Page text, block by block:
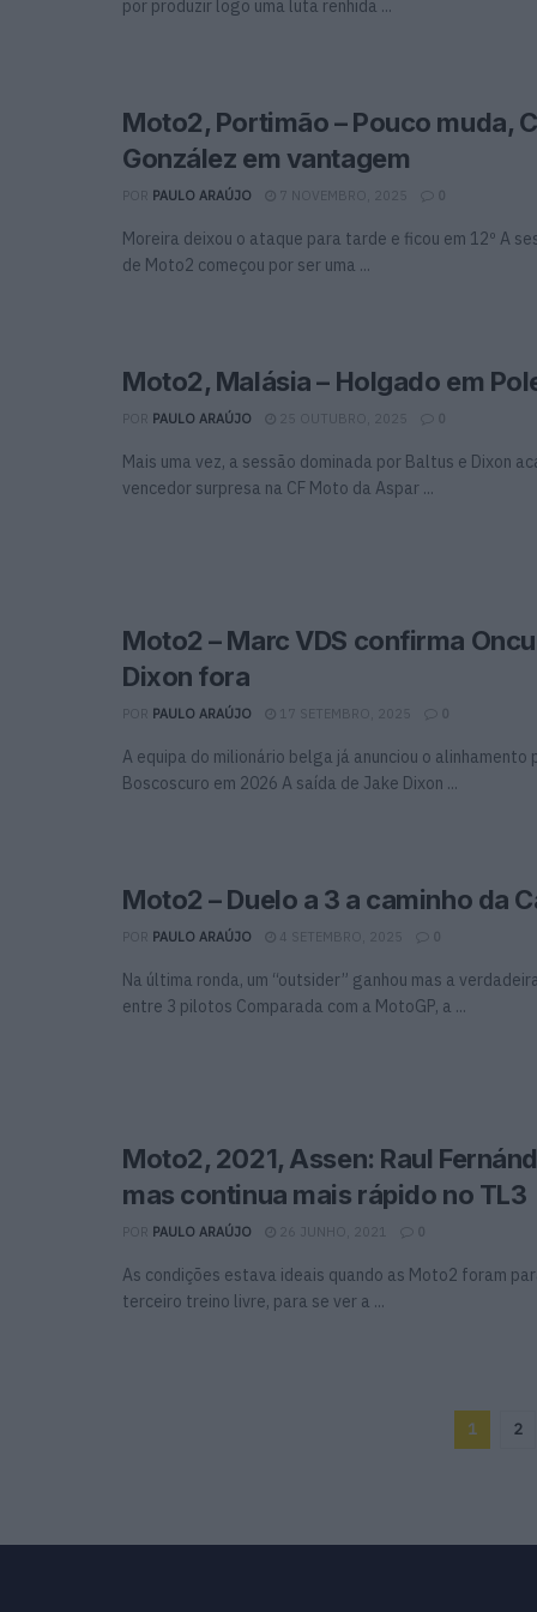
por produzir logo uma luta renhida ...
Moto2, Portimão – Pouco muda,
González em vantagem
PAULO ARAÚJO 7 NOVEMBRO, 2025 0
Moreira deixou o ataque para tarde e ficou em 12º A
de Moto2 começou por ser uma ...
Moto2, Malásia – Holgado em
PAULO ARAÚJO 25 OUTUBRO, 2025 0
Mais uma vez, a sessão dominada por Baltus e Dixon
vencedor surpresa na CF Moto da Aspar ...
Moto2 – Marc VDS confirma
Dixon fora
PAULO ARAÚJO 17 SETEMBRO, 2025 0
A equipa do milionário belga já anunciou o alinhamento
Boscoscuro em 2026 A saída de Jake Dixon ...
Moto2 – Duelo a 3 a caminho da
PAULO ARAÚJO 4 SETEMBRO, 2025 0
Na última ronda, um “outsider” ganhou mas a
entre 3 pilotos Comparada com a MotoGP, a ...
Moto2, 2021, Assen: Raul
mas continua mais rápido no TL3
PAULO ARAÚJO 26 JUNHO, 2021 0
As condições estava ideais quando as Moto2 foram
terceiro treino livre, para se ver a ...
1 2